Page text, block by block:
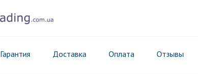
Гарантия Доставка Оплата Отзывы